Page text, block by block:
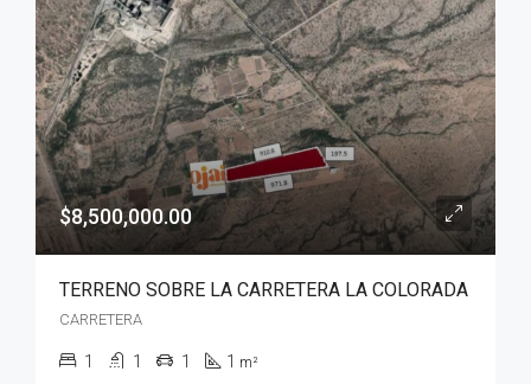
$8,500,000.00
TERRENO SOBRE LA CARRETERA LA COLORADA
CARRETERA
1 1 1 1 m²